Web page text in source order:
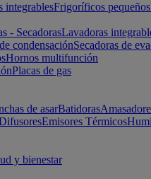
integrablesFrigoríficos pequeños
- SecadorasLavadoras
condensaciónSecadoras de
Hornos multifunción
Placas de gas
de asarBatidoras
Emisores Térmicos
y bienestar